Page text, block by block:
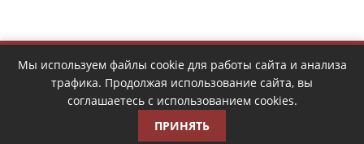
Мы используем файлы cookie для работы сайта и анализа
трафика. Продолжая использование сайта, вы
соглашаетесь с использованием cookies.
ПРИНЯТЬ